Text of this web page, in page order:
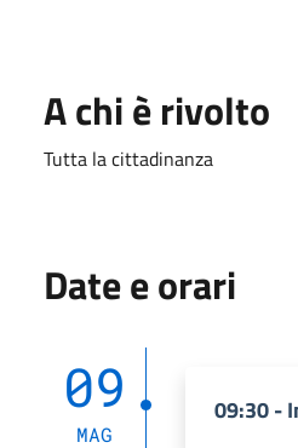
A chi è rivolto
Tutta la cittadinanza
Date e orari
09
MAG
09:30 -